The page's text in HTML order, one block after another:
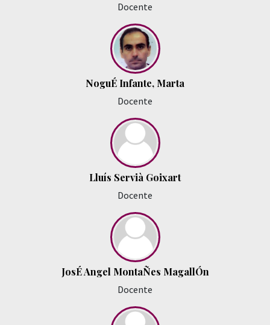
Docente
NoguÉ Infante, Marta
Docente
Lluís Servià Goixart
Docente
JosÉ Angel MontaÑes MagallÓn
Docente